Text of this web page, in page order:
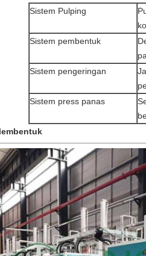
Sistem Pulping
Sistem pembentuk
Sistem pengeringan
Sistem press panas